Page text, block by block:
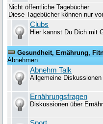
Nicht öffentliche Tagebücher
Diese Tagebücher können nur
Clubs
Hier kannst Du Dich mit
Gesundheit, Ernährung,
Abnehmen
Abnehm Talk
Allgemeine
Ernährungsfragen
Diskussionen über